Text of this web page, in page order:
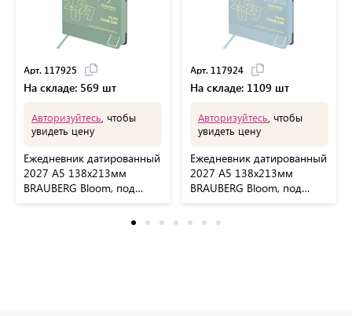
Арт. 117925
На складе: 569 шт
Авторизуйтесь , чтобы
увидеть цену
Ежедневник датированный
2027 А5 138х213мм
BRAUBERG Bloom, под
Арт. 117924
На складе: 1109 шт
Авторизуйтесь , чтобы
увидеть цену
Ежедневник датированный
2027 А5 138х213мм
BRAUBERG Bloom, под
117924